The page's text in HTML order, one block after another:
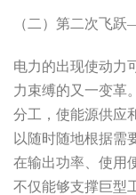
（二）第二次飞
电力的出现使动力
力束缚的又一变革
分工，使能源供应
以随时随地根据需
在输出功率、使用
不仅能够支撑巨型